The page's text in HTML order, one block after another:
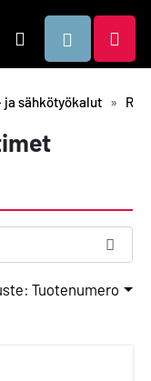
Hae
sähkötyökalut
Tuotenumero